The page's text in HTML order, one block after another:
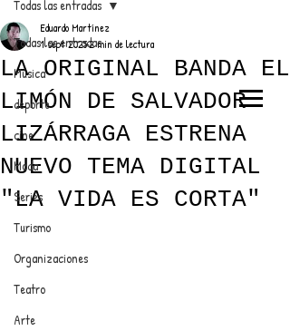
ANUNCIATE CON NOSOTROS
PARA MÁS INFORMACIÓN:
EL TRENDY TOP
CON EDDY MARTINEZ
Todas las entradas
Música
deporte
cine
Moda
Series
Turismo
Organizaciones
Teatro
Arte
Todas las entradas
LA ORIGINAL BANDA EL
LIMÓN DE SALVADOR
LIZÁRRAGA ESTRENA
NUEVO TEMA DIGITAL
"LA VIDA ES CORTA"
Eduardo Martínez
1 sept 20252 min de lectura